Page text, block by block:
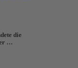
die
…